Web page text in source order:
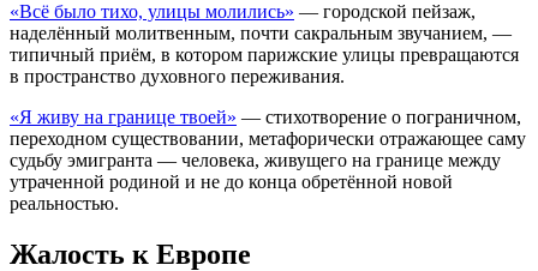
«Всё было тихо, улицы молились» — городской пейзаж,
наделённый молитвенным, почти сакральным звучанием, —
типичный приём, в котором парижские улицы превращаются
в пространство духовного переживания.
«Я живу на границе твоей» — стихотворение о пограничном,
переходном существовании, метафорически отражающее саму
судьбу эмигранта — человека, живущего на границе между
утраченной родиной и не до конца обретённой новой
реальностью.
Жалость к Европе